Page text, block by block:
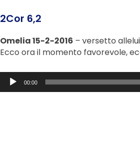
2Cor 6,2
Omelia 15-2-2016 – versetto
Ecco ora il momento favorevole,
Audio
Player
00:00